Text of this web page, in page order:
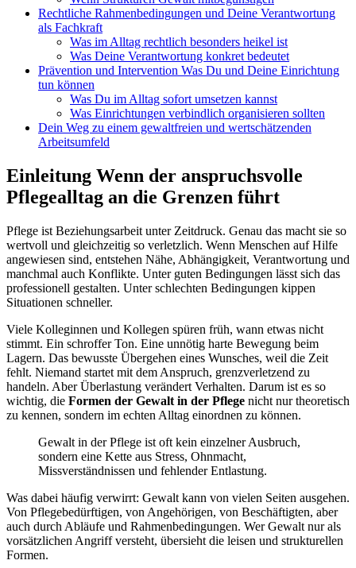
Rechtliche Rahmenbedingungen und Deine Verantwortung
als Fachkraft
Was im Alltag rechtlich besonders heikel ist
Was Deine Verantwortung konkret bedeutet
Prävention und Intervention Was Du und Deine Einrichtung
tun können
Was Du im Alltag sofort umsetzen kannst
Was Einrichtungen verbindlich organisieren sollten
Dein Weg zu einem gewaltfreien und wertschätzenden
Arbeitsumfeld
Einleitung Wenn der anspruchsvolle
Pflegealltag an die Grenzen führt
Pflege ist Beziehungsarbeit unter Zeitdruck. Genau das macht sie so
wertvoll und gleichzeitig so verletzlich. Wenn Menschen auf Hilfe
angewiesen sind, entstehen Nähe, Abhängigkeit, Verantwortung und
manchmal auch Konflikte. Unter guten Bedingungen lässt sich das
professionell gestalten. Unter schlechten Bedingungen kippen
Situationen schneller.
Viele Kolleginnen und Kollegen spüren früh, wann etwas nicht
stimmt. Ein schroffer Ton. Eine unnötig harte Bewegung beim
Lagern. Das bewusste Übergehen eines Wunsches, weil die Zeit
fehlt. Niemand startet mit dem Anspruch, grenzverletzend zu
handeln. Aber Überlastung verändert Verhalten. Darum ist es so
wichtig, die Formen der Gewalt in der Pflege nicht nur theoretisch
zu kennen, sondern im echten Alltag einordnen zu können.
Gewalt in der Pflege ist oft kein einzelner Ausbruch,
sondern eine Kette aus Stress, Ohnmacht,
Missverständnissen und fehlender Entlastung.
Was dabei häufig verwirrt: Gewalt kann von vielen Seiten ausgehen.
Von Pflegebedürftigen, von Angehörigen, von Beschäftigten, aber
auch durch Abläufe und Rahmenbedingungen. Wer Gewalt nur als
vorsätzlichen Angriff versteht, übersieht die leisen und strukturellen
Formen.